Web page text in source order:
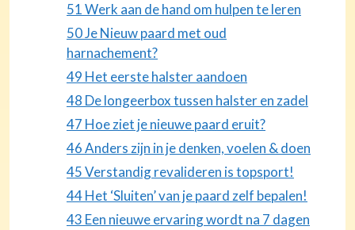
51 Werk aan de hand om hulpen te leren
50 Je Nieuw paard met oud
harnachement?
49 Het eerste halster aandoen
48 De longeerbox tussen halster en zadel
47 Hoe ziet je nieuwe paard eruit?
46 Anders zijn in je denken, voelen & doen
45 Verstandig revalideren is topsport!
44 Het ‘Sluiten’ van je paard zelf bepalen!
43 Een nieuwe ervaring wordt na 7 dagen